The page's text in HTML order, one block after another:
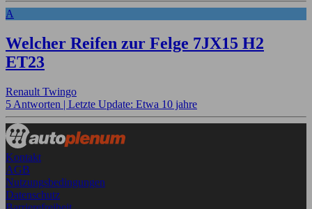
A
Welcher Reifen zur Felge 7JX15 H2
ET23
Renault Twingo
5 Antworten | Letzte Update: Etwa 10 jahre
Kontakt
AGB
Nutzungsbedingungen
Datenschutz